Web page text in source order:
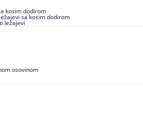
kosim dodirom
sa kosim dodirom
ležajevi
osovinom